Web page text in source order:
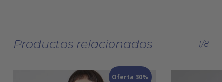
Productos relacionados 1/8
Oferta 30%